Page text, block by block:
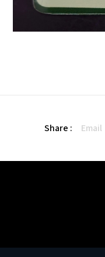
Share : Email